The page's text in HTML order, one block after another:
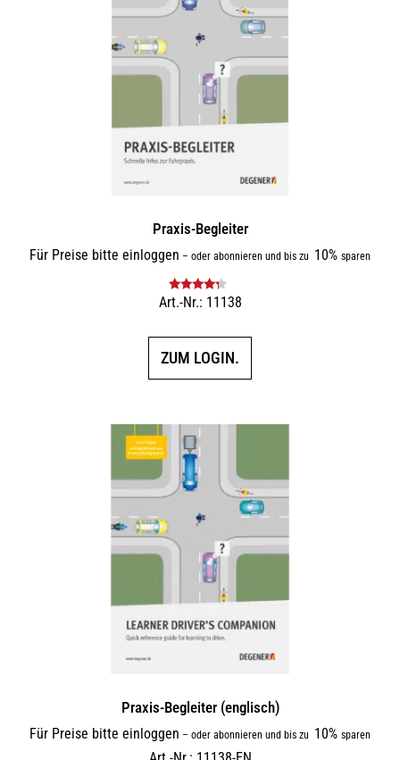
Praxis-Begleiter
Für Preise bitte einloggen – oder abonnieren und bis zu 10% sparen
Bewertet
Art.-Nr.: 11138
ZUM LOGIN.
Praxis-Begleiter (englisch)
Für Preise bitte einloggen – oder abonnieren und bis zu 10% sparen